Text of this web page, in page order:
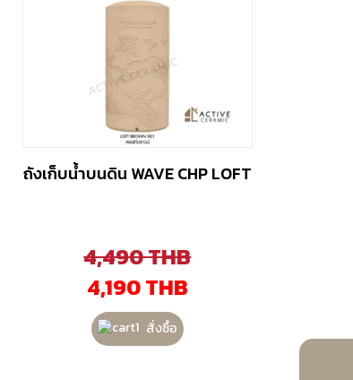
ถังเก็บน้ำบนดิน WAVE CHP LOFT
4,490THB
4,190THB
สั่งซื้อ